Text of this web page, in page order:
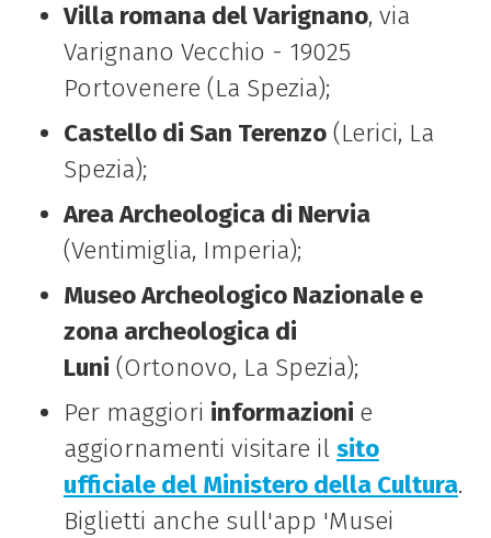
Villa romana del Varignano, via
Varignano Vecchio - 19025
Portovenere (La Spezia);
Castello di San Terenzo(Lerici, La
Spezia);
Area Archeologica di Nervia
(Ventimiglia, Imperia);
Museo Archeologico Nazionale e
zona archeologica di
Luni (Ortonovo, La Spezia);
Per maggiori informazioni e
aggiornamenti visitare il sito
ufficiale del Ministero della Cultura.
Biglietti anche sull'app 'Musei